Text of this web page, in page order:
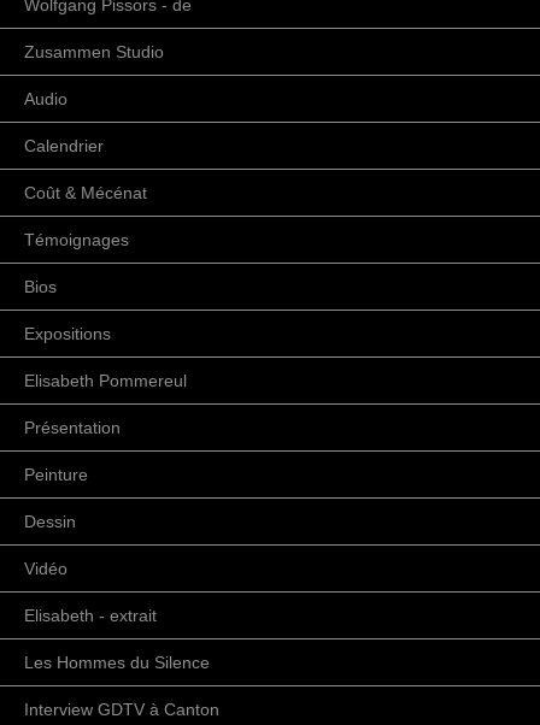
Wolfgang Pissors - de
Zusammen Studio
Audio
Calendrier
Coût & Mécénat
Témoignages
Bios
Expositions
Elisabeth Pommereul
Présentation
Peinture
Dessin
Vidéo
Elisabeth - extrait
Les Hommes du Silence
Interview GDTV à Canton